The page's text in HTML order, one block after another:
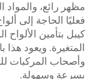
مظهر رائع، والمواد
فعليًا الحاجة إلى
كيبل بتأمين الألواح
المتغيرة. ويعود
وأصحاب المركبات
بسرعة وسهولة.